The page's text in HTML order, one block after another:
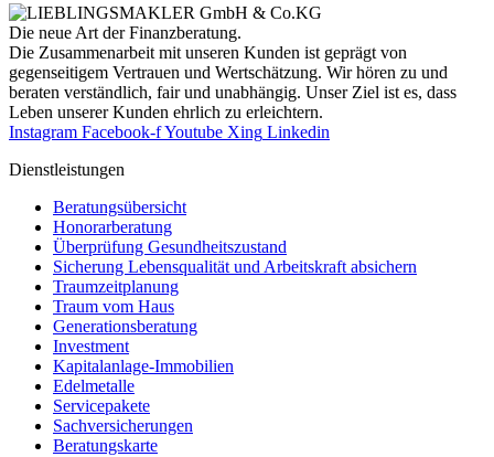
Die neue Art der Finanzberatung.
Die Zusammenarbeit mit unseren Kunden ist geprägt von
gegenseitigem Vertrauen und Wertschätzung. Wir hören zu und
beraten verständlich, fair und unab­hängig. Unser Ziel ist es, dass
Leben unserer Kunden ehrlich zu erleichtern.
Instagram Facebook-fYoutube Xing Linkedin
Dienst­leistungen
Beratungsübersicht
Honorar­beratung
Überprüfung Gesundheits­zustand
Sicherung Lebensqualität und Arbeitskraft absichern
Traumzeit­planung
Traum vom Haus
Generationsberatung
Investment
Kapitalanlage-Immobilien
Edelmetalle
Servicepakete
Sachversicherungen
Beratungskarte